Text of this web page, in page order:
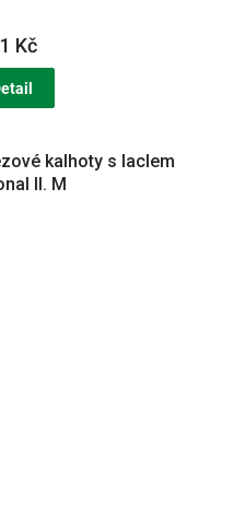
Kč
kalhoty s laclem
II. M